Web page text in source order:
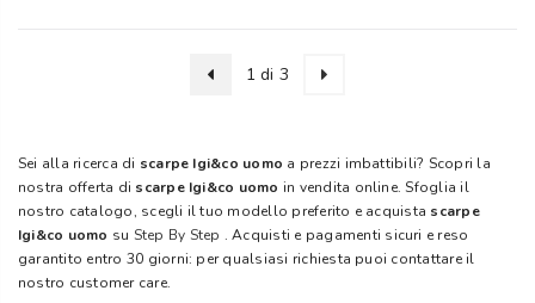
1 di 3
Sei alla ricerca di scarpe Igi&co uomo a prezzi imbattibili? Scopri la
nostra offerta di scarpe Igi&co uomo in vendita online. Sfoglia il
nostro catalogo, scegli il tuo modello preferito e acquista scarpe
Igi&co uomo su Step By Step . Acquisti e pagamenti sicuri e reso
garantito entro 30 giorni: per qualsiasi richiesta puoi contattare il
nostro customer care.